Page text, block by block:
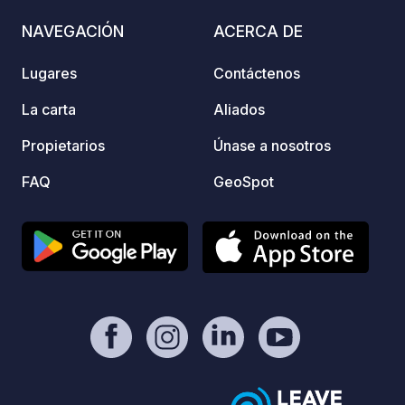
todas las plataformas donde se
anuncia. Disfrute de la hospitalidad
completas.
NAVEGACIÓN
Lugares
La carta
Propietarios
FAQ
ACERCA DE
Contáctenos
Aliados
Únase a nosotros
GeoSpot